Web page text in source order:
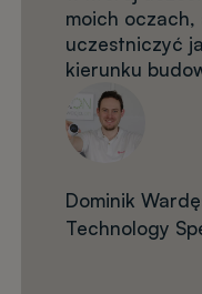
moich
uczestniczyć
kierunku
Dominik
Technology